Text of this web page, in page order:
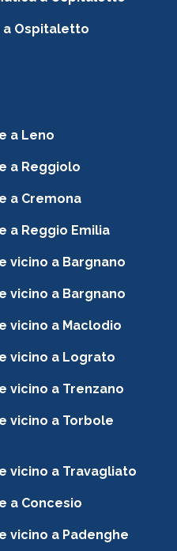
a Ospitaletto
a Leno
a Reggiolo
a Cremona
a Reggio Emilia
vicino a Bargnano
vicino a Bargnano
vicino a Maclodio
vicino a Lograto
vicino a Trenzano
vicino a Torbole
vicino a Travagliato
a Concesio
vicino a Padenghe